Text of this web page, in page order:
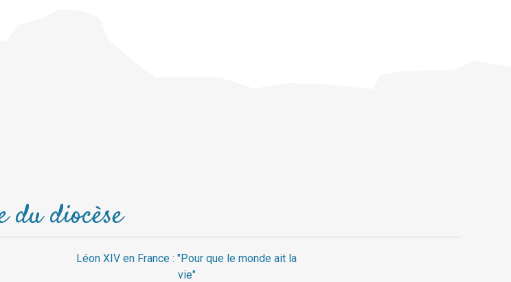
du diocèse
Léon XIV en France : "Pour que le monde ait la
vie"